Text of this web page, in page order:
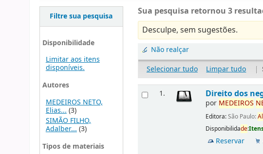
Filtre sua pesquisa
Disponibilidade
Limitar aos itens
disponíveis.
Autores
MEDEIROS NETO,
Elias... (3)
SIMÃO FILHO,
Adalber...(3)
Tipos de materiais
Sua pesquisa retornou 3
Desculpe, sem sugestões.
Não realçar
Selecionar tudo
Limpar tudo |
1. Direito dos
por MEDEIROS
Editora:São Paulo:
Disponibilidade:
Reservar